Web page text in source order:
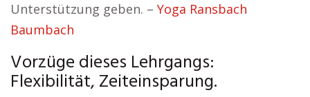
Unterstützung geben. – Yoga Ransbach
Baumbach
Vorzüge dieses Lehrgangs:
Flexibilität, Zeiteinsparung.